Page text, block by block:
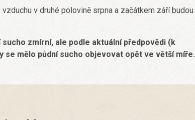
v druhé polovině srpna a začátkem září budou
zmírní, ale podle aktuální předpovědi (k
se mělo půdní sucho objevovat opět ve větší míře.